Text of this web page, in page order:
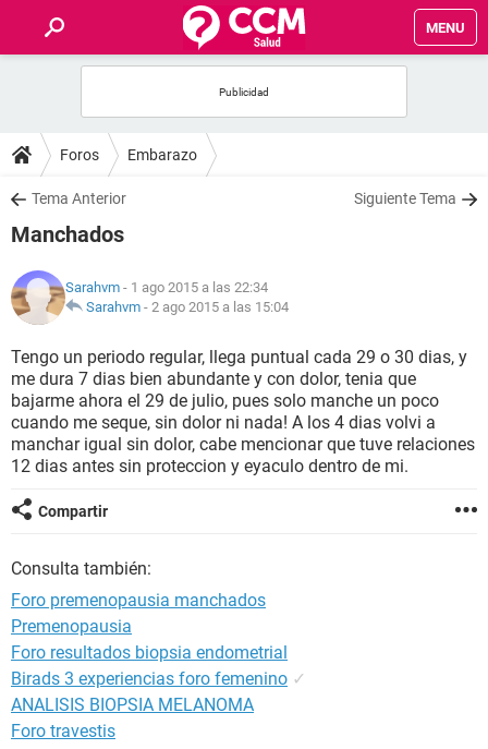
MENU
FOROS
SALUD
NUTRICIÓN
BIENESTAR
SEXUALIDAD
GLOSARIO
Foros Embarazo
Tema Anterior Siguiente Tema
Manchados
Sarahvm - 1 ago 2015 a las 22:34
Sarahvm - 2 ago 2015 a las 15:04
Tengo un periodo regular, llega puntual cada 29 o 30 dias, y
me dura 7 dias bien abundante y con dolor, tenia que
bajarme ahora el 29 de julio, pues solo manche un poco
cuando me seque, sin dolor ni nada! A los 4 dias volvi a
manchar igual sin dolor, cabe mencionar que tuve relaciones
12 dias antes sin proteccion y eyaculo dentro de mi.
Compartir
Consulta también:
Foro premenopausia manchados
Premenopausia
Foro resultados biopsia endometrial
Birads 3 experiencias foro femenino ✓
ANALISIS BIOPSIA MELANOMA
Foro travestis